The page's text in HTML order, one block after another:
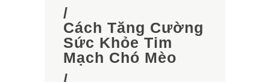
/
Cách Tăng Cường
Sức Khỏe Tim
Mạch Chó Mèo